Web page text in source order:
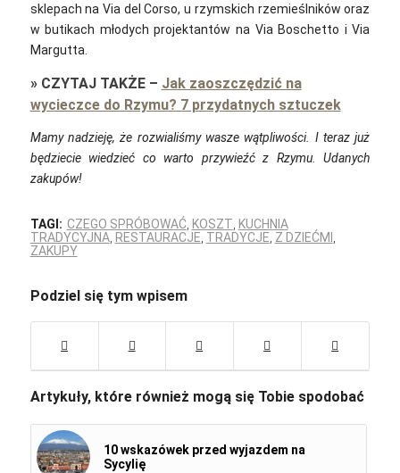
sklepach na Via del Corso, u rzymskich rzemieślników oraz
w butikach młodych projektantów na Via Boschetto i Via
Margutta.
» CZYTAJ TAKŻE– Jak zaoszczędzić na
wycieczce do Rzymu? 7 przydatnych sztuczek
Mamy nadzieję, że rozwialiśmy wasze wątpliwości. I teraz już
będziecie wiedzieć co warto przywieźć z Rzymu. Udanych
zakupów!
TAGI: CZEGO SPRÓBOWAĆ, KOSZT, KUCHNIA
TRADYCYJNA, RESTAURACJE, TRADYCJE, Z DZIEĆMI ,
ZAKUPY
Podziel się tym wpisem
Artykuły, które również mogą się Tobie spodobać
10 wskazówek przed wyjazdem na
Sycylię